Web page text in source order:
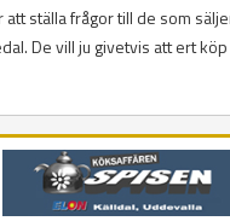
ställa frågor till de som
De vill ju givetvis att ert